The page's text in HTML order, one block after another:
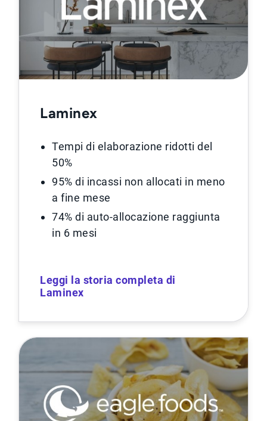
Laminex
Tempi di elaborazione ridotti del
50%
95% di incassi non allocati in meno
a fine mese
74% di auto-allocazione raggiunta
in 6 mesi
Leggi la storia completa di
Laminex